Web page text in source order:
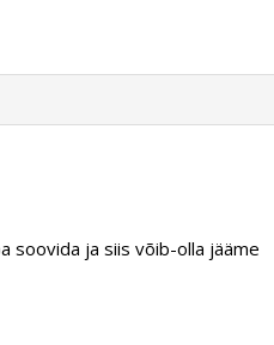
soovida ja siis võib-olla jääme